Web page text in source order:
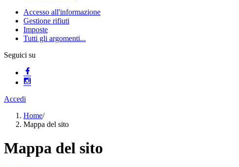
Accesso all'informazione
Gestione rifiuti
Imposte
Tutti gli argomenti...
Seguici su
Accedi
Home/
Mappa del sito
Mappa del sito